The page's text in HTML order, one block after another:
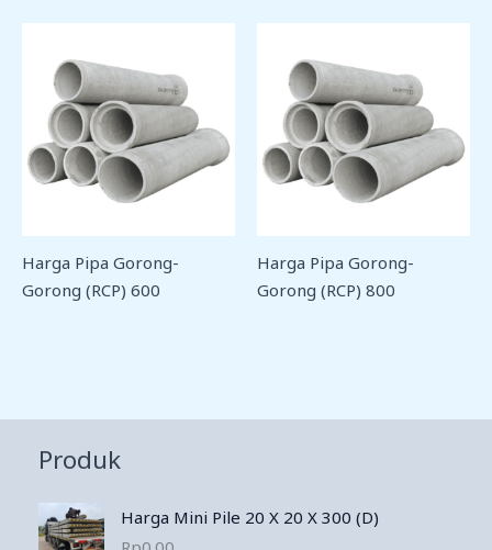
Harga Pipa Gorong-
Gorong (RCP) 600
Harga Pipa Gorong-
Gorong (RCP) 800
Produk
Harga Mini Pile 20 X 20 X 300 (D)